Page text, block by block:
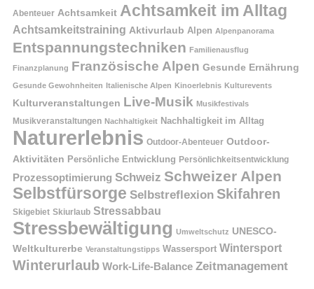
Abenteuer Achtsamkeit Achtsamkeit im Alltag
Achtsamkeitstraining Aktivurlaub Alpen Alpenpanorama
Entspannungstechniken Familienausflug
Finanzplanung Französische Alpen Gesunde Ernährung
Gesunde Gewohnheiten Italienische Alpen Kinoerlebnis Kulturevents
Kulturveranstaltungen Live-Musik Musikfestivals
Musikveranstaltungen Nachhaltigkeit Nachhaltigkeit im Alltag
Naturerlebnis Outdoor-Abenteuer Outdoor-
Aktivitäten Persönliche Entwicklung Persönlichkeitsentwicklung
Prozessoptimierung Schweiz Schweizer Alpen
Selbstfürsorge Selbstreflexion Skifahren
Skigebiet Skiurlaub Stressabbau
Stressbewältigung Umweltschutz UNESCO-
Weltkulturerbe Veranstaltungstipps Wassersport Wintersport
Winterurlaub Work-Life-Balance Zeitmanagement